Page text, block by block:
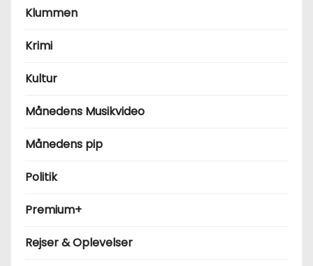
Klummen
Krimi
Kultur
Månedens Musikvideo
Månedens pip
Politik
Premium+
Rejser & Oplevelser